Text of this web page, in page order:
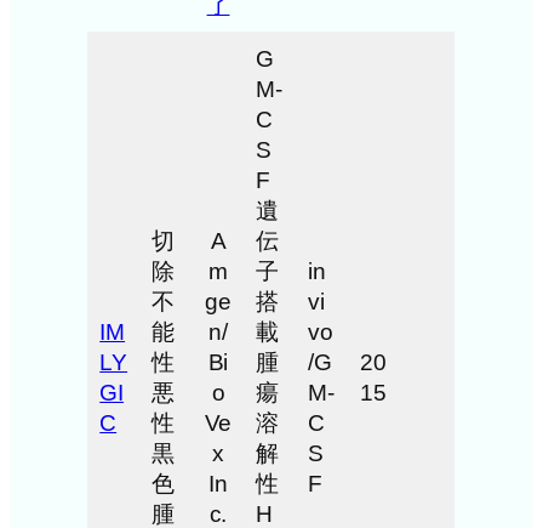
IM
LY
GI
C
切
除
不
能
性
悪
性
黒
色
腫
A
m
ge
n/
Bi
o
Ve
x
In
c.
G
M-
C
S
F
遺
伝
子
搭
載
腫
瘍
溶
解
性
H
in
vi
vo
/G
M-
C
S
F
20
15